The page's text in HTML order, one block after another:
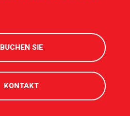
BUCHEN SIE
KONTAKT